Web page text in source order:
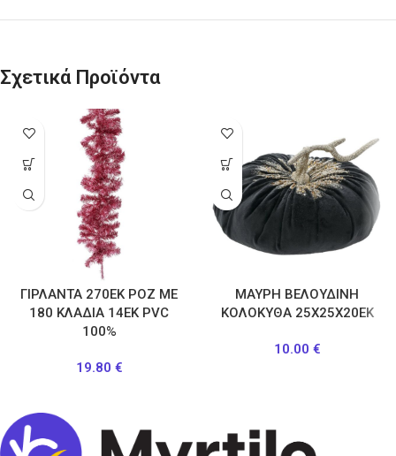
Σχετικά Προϊόντα
ΓΙΡΛΑΝΤΑ 270ΕΚ ΡΟΖ ΜΕ
180 ΚΛΑΔΙΑ 14ΕΚ PVC
100%
19.80 €
ΜΑΥΡΗ ΒΕΛΟΥΔΙΝΗ
ΚΟΛΟΚΥΘΑ 25Χ25Χ20ΕΚ
10.00 €